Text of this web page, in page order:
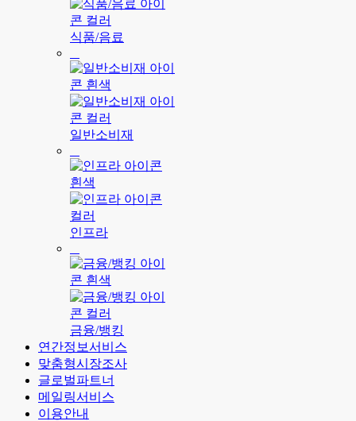
식품/음료
일반소비재
인프라
금융/뱅킹
연간정보서비스
맞춤형시장조사
글로벌파트너
메일링서비스
이용안내